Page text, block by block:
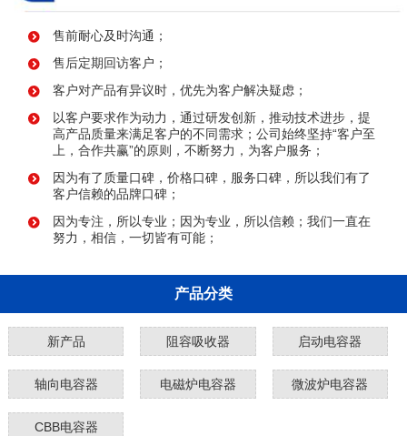
售前耐心及时沟通；
售后定期回访客户；
客户对产品有异议时，优先为客户解决疑虑；
以客户要求作为动力，通过研发创新，推动技术进步，提
高产品质量来满足客户的不同需求；公司始终坚持“客户至
上，合作共赢”的原则，不断努力，为客户服务；
因为有了质量口碑，价格口碑，服务口碑，所以我们有了
客户信赖的品牌口碑；
因为专注，所以专业；因为专业，所以信赖；我们一直在
努力，相信，一切皆有可能；
产品分类
新产品 阻容吸收器 启动电容器
轴向电容器 电磁炉电容器 微波炉电容器
CBB电容器